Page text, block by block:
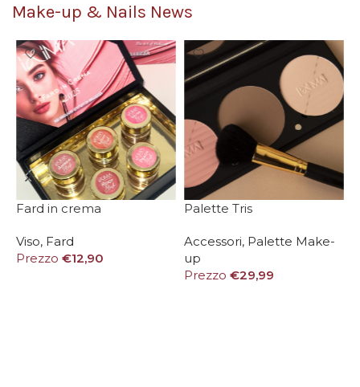
Make-up & Nails News
Fard in crema
Viso, Fard
Prezzo €12,90
Palette Tris
Accessori, Palette Make-
up
Prezzo €29,99